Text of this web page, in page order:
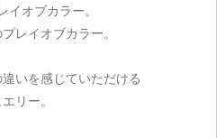
イオブカラー。
レイオブカラー。
いを感じていただける
リー。